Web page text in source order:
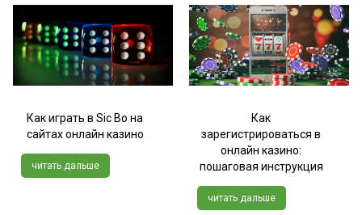
Как играть в Sic Bo на
сайтах онлайн казино
читать дальше
Как
зарегистрироваться в
онлайн казино:
пошаговая инструкция
читать дальше